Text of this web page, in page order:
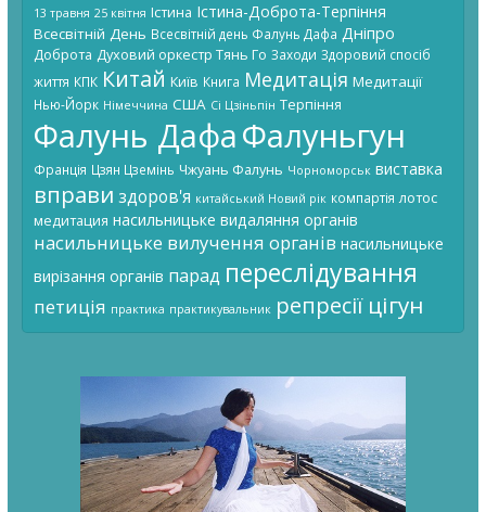
13 травня 25 квітня Істина Істина-Доброта-Терпіння
Всесвітній День Всесвітній день Фалунь Дафа Дніпро
Доброта Духовий оркестр Тянь Го Заходи Здоровий спосіб
життя КПК Китай Київ Книга Медитація Медитації
Нью-Йорк Німеччина США Сі Цзіньпін Терпіння
Фалунь ДафаФалуньгун
Франція Цзян Цземінь Чжуань Фалунь Чорноморськ виставка
вправи здоров'я китайський Новий рік компартія лотос
медитация насильницьке видаляння органів
насильницьке вилучення органів насильницьке
вирізання органів парад переслідування
петиція практика практикувальник репресії цігун